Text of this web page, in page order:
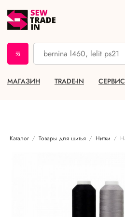
МАГАЗИН TRADE-IN СЕРВИС
Каталог Товары для шитья Нитки